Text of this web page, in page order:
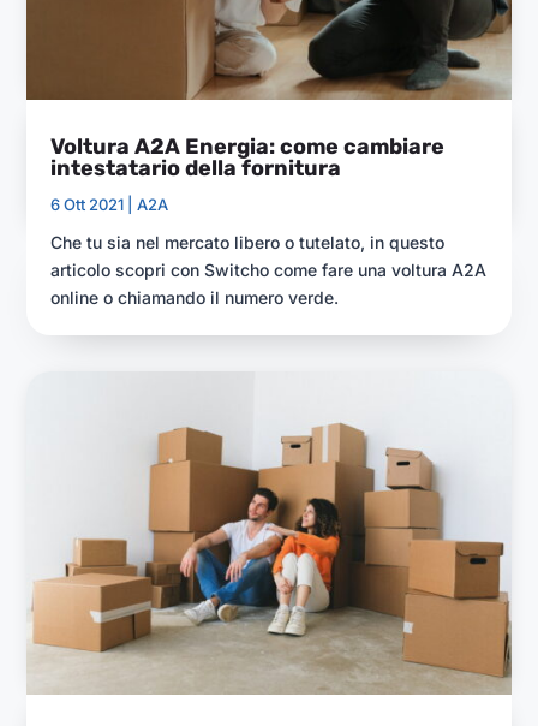
Voltura A2A Energia: come cambiare
intestatario della fornitura
6 Ott 2021 |A2A
Che tu sia nel mercato libero o tutelato, in questo
articolo scopri con Switcho come fare una voltura A2A
online o chiamando il numero verde.